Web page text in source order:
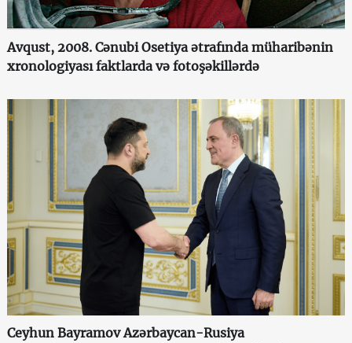
Avqust, 2008. Cənubi Osetiya ətrafında müharibənin
xronologiyası faktlarda və fotoşəkillərdə
Ceyhun Bayramov Azərbaycan-Rusiya